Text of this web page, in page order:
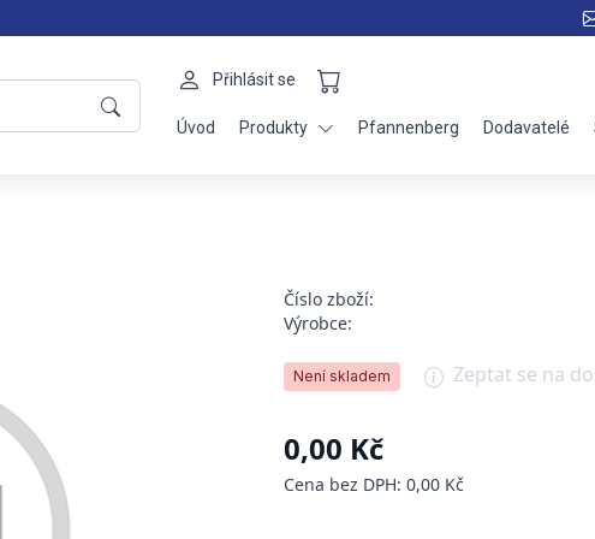
Přihlásit se
Úvod Produkty Pfannenberg Dodavatelé
Číslo zboží:
Výrobce:
Není skladem Zeptat se na
0,00 Kč
Cena bez DPH: 0,00 Kč